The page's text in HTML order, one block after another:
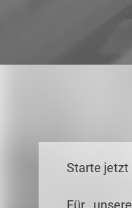
Starte jetzt
Für